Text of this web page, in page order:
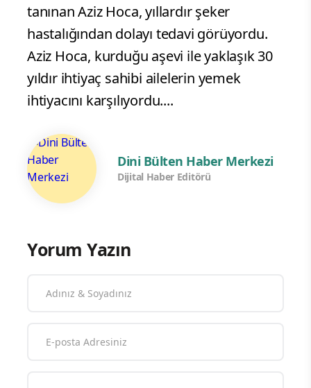
tanınan Aziz Hoca, yıllardır şeker
hastalığından dolayı tedavi görüyordu.
Aziz Hoca, kurduğu aşevi ile yaklaşık 30
yıldır ihtiyaç sahibi ailelerin yemek
ihtiyacını karşılıyordu....
Dini Bülten Haber Merkezi
Dijital Haber Editörü
Yorum Yazın